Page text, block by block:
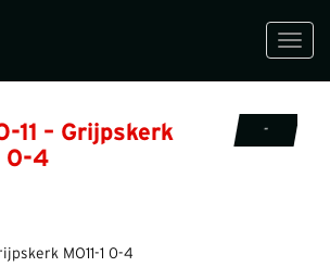
11 – Grijpskerk
0-4
-
MO11-1 0-4